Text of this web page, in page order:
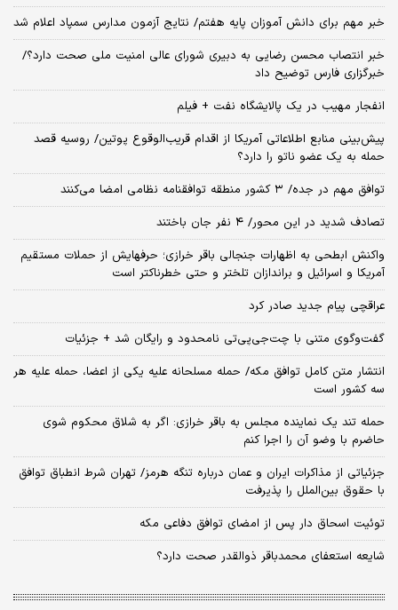
خبر مهم برای دانش آموزان پایه هفتم/ نتایج آزمون مدارس سمپاد اعلام شد
خبر انتصاب محسن رضایی به دبیری شورای عالی امنیت ملی صحت دارد؟/
خبرگزاری فارس توضیح داد
انفجار مهیب در یک پالایشگاه نفت + فیلم
پیش‌بینی منابع اطلاعاتی آمریکا از اقدام قریب‌الوقوع پوتین/ روسیه قصد
حمله به یک عضو ناتو را دارد؟
توافق مهم در جده/ ۳ کشور منطقه توافقنامه نظامی امضا می‌کنند
تصادف شدید در این محور/ ۴ نفر جان باختند
واکنش ابطحی به اظهارات جنجالی باقر خرازی؛ حرفهایش از حملات مستقیم
آمریکا و اسرائیل و براندازان تلختر و حتی خطرناکتر است
عراقچی پیام جدید صادر کرد
گفت‌وگوی متنی با چت‌جی‌پی‌تی نامحدود و رایگان شد + جزئیات
انتشار متن کامل توافق مکه/ حمله مسلحانه علیه یکی از اعضا، حمله علیه هر
سه کشور است
حمله تند یک نماینده مجلس به باقر خرازی: اگر به شلاق محکوم شوی
حاضرم با وضو آن را اجرا کنم
جزئیاتی از مذاکرات ایران و عمان درباره تنگه هرمز/ تهران شرط انطباق توافق
با حقوق بین‌الملل را پذیرفت
توئیت اسحاق دار پس از امضای توافق دفاعی مکه
شایعه استعفای محمدباقر ذوالقدر صحت دارد؟